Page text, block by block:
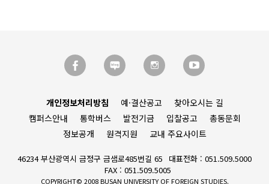
개인정보처리방침 예·결산공고
찾아오시는 길
캠퍼스안내
통학버스 발전기금 입찰공고
총동문회
정보공개
원격지원 교내 주요사이트
46234 부산광역시 금정구 금샘로485번길 65
대표전화 : 051.509.5000
FAX : 051.509.5005
COPYRIGHT© 2008 BUSAN UNIVERSITY OF FOREIGN STUDIES.